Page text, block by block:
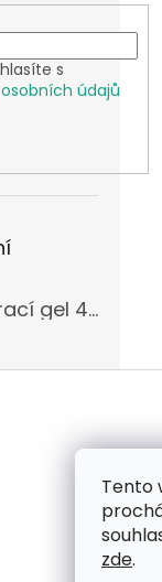
Tento
zde.
s
údajů
JASCH Universal prací gel 4,305l
5 hvězdiček.